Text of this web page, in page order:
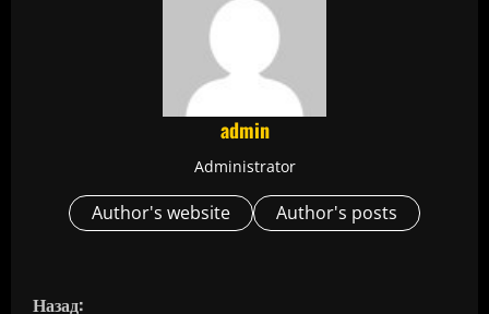
admin
Administrator
Author's website Author's posts
П
Назад: